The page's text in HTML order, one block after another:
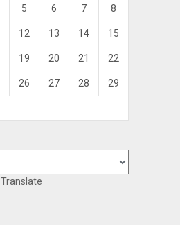
5 6 7 8
12 13 14 15
19 20 21 22
26 27 28 29
Translate